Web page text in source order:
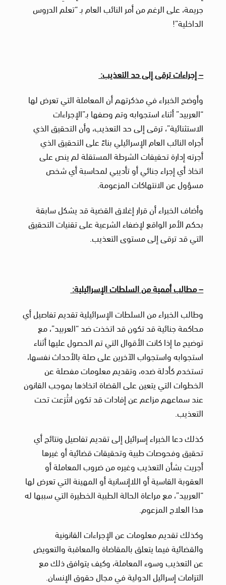
جريمة، على الرغم من أمر النائب العام بـ “تعلم الدروس
الداخلية”!
– إجراءات ترقى إلى حد التعذيب:
وأوضح الخبراء في مذكرتهم أن المعاملة التي تعرض لها
“العربيد” أثناء استجوابه وتم وصفها بـ”الإجراءات
الاستثنائية”، ترقى إلى حد التعذيب، وأن التحقيق الذي
أجراه النائب العام الإسرائيلي بناءً على التحقيق الذي
أجرته إدارة تحقيقات الشرطة المستقلة لم ينص على
اتخاذ أي إجراء جنائي أو تأديبي لمحاسبة أي شخص
مسؤول عن الانتهاكات المزعومة.
وأضاف الخبراء أن قرار إغلاق القضية قد يشكل سابقة
بحكم الأمر الواقع لإضفاء الشرعية على تقنيات التحقيق
التي قد ترقى إلى مستوى التعذيب.
– مطالب أممية من السلطات الإسرائيلية:
وطالب الخبراء من السلطات الإسرائيلية تقديم تفاصيل أي
محاكمة جنائية قد تكون قد اتخذت ضد “العربيد”، مع
توضيح ما إذا كانت الأقوال التي تم الحصول عليها أثناء
استجوابه واستجواب الآخرين على صلة بالأحداث نفسها،
تستخدم كأدلة ضده، وتقديم معلومات مفصلة عن
الخطوات التي يتعين على القضاة اتخاذها بموجب القانون
عند سماعهم مزاعم عن إفادات قد تكون انتُزعت تحت
التعذيب.
كذلك دعا الخبراء إسرائيل إلى تقديم تفاصيل ونتائج أي
تحقيق وفحوصات طبية وتحقيقات قضائية أو غيرها
أجريت بشأن التعذيب وغيره من ضروب المعاملة أو
العقوبة القاسية أو اللاإنسانية أو المهينة التي تعرض لها
“العربيد”، مع مراعاة الحالة الطبية الخطيرة التي سببها له
هذا العلاج المزعوم.
وكذلك تقديم معلومات عن الإجراءات القانونية
والقضائية فيما يتعلق بالمقاضاة والمعاقبة والتعويض
عن التعذيب وسوء المعاملة، وكيف يتوافق ذلك مع
التزامات إسرائيل الدولية في مجال حقوق الإنسان.